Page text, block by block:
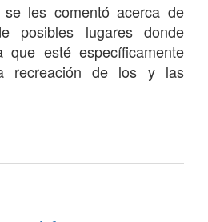
les comentó acerca de
posibles lugares donde
que esté específicamente
recreación de los y las